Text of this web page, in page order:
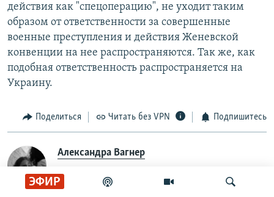
ЭФИР
действия как "спецоперацию", не уходит таким
образом от ответственности за совершенные
военные преступления и действия Женевской
конвенции на нее распространяются. Так же, как
подобная ответственность распространяется на
Украину.
Поделиться Читать без VPN Подпишитесь
Александра Вагнер